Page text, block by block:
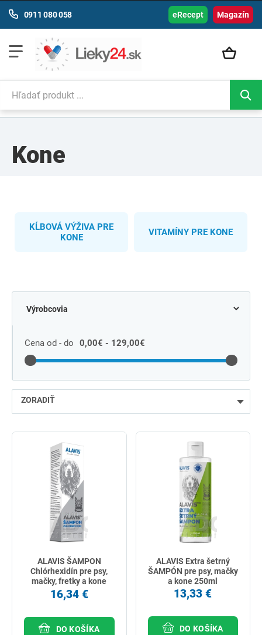
Magazín
0911 080 058 eRecept
Kone
KĹBOVÁ VÝŽIVA PRE
KONE
VITAMÍNY PRE KONE
Cena od - do 0,00€ - 129,00€
ZORADIŤ
ALAVIS ŠAMPON
Chlórhexidín pre psy,
mačky, fretky a kone
250ml
16,34 €
DO KOŠÍKA
ALAVIS Extra šetrný
ŠAMPÓN pre psy, mačky
a kone 250ml
13,33 €
DO KOŠÍKA